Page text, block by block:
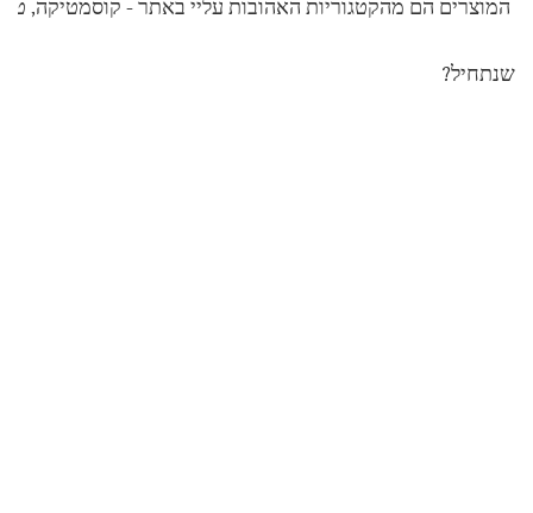
המוצרים הם מהקטגוריות האהובות עליי באתר - קוסמטיקה,
שנתחיל?